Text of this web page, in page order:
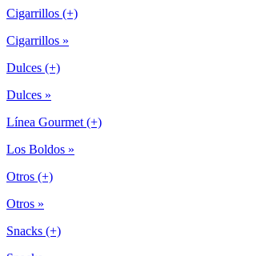
Cigarrillos (+)
Cigarrillos »
Dulces (+)
Dulces »
Línea Gourmet (+)
Los Boldos »
Otros (+)
Otros »
Snacks (+)